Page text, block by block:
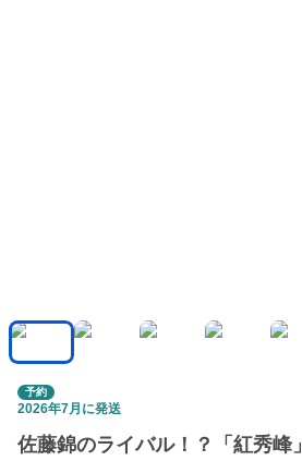
予約
2026年7月に発送
佐藤錦のライバル！？「紅秀峰」